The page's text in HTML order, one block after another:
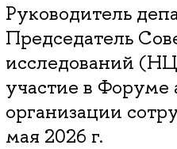
Руководитель
Председатель
исследований
участие в
организации
мая 2026 г.